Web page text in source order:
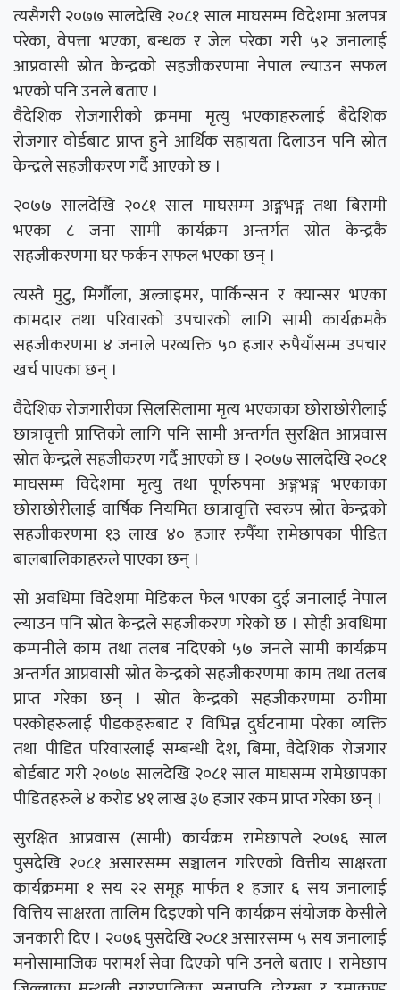
त्यसैगरी २०७७ सालदेखि २०८१ साल माघसम्म विदेशमा अलपत्र
परेका, वेपत्ता भएका, बन्धक र जेल परेका गरी ५२ जनालाई
आप्रवासी स्रोत केन्द्रको सहजीकरणमा नेपाल ल्याउन सफल
भएको पनि उनले बताए ।
वैदेशिक रोजगारीको क्रममा मृत्यु भएकाहरुलाई बैदेशिक
रोजगार वोर्डबाट प्राप्त हुने आर्थिक सहायता दिलाउन पनि स्रोत
केन्द्रले सहजीकरण गर्दै आएको छ ।
२०७७ सालदेखि २०८१ साल माघसम्म अङ्गभङ्ग तथा बिरामी
भएका ८ जना सामी कार्यक्रम अन्तर्गत स्रोत केन्द्रकै
सहजीकरणमा घर फर्कन सफल भएका छन् ।
त्यस्तै मुटु, मिर्गौला, अल्जाइमर, पार्किन्सन र क्यान्सर भएका
कामदार तथा परिवारको उपचारको लागि सामी कार्यक्रमकै
सहजीकरणमा ४ जनाले परव्यक्ति ५० हजार रुपैयाँसम्म उपचार
खर्च पाएका छन् ।
वैदेशिक रोजगारीका सिलसिलामा मृत्य भएकाका छोराछोरीलाई
छात्रावृत्ती प्राप्तिको लागि पनि सामी अन्तर्गत सुरक्षित आप्रवास
स्रोत केन्द्रले सहजीकरण गर्दै आएको छ । २०७७ सालदेखि २०८१
माघसम्म विदेशमा मृत्यु तथा पूर्णरुपमा अङ्गभङ्ग भएकाका
छोराछोरीलाई वार्षिक नियमित छात्रावृत्ति स्वरुप स्रोत केन्द्रको
सहजीकरणमा १३ लाख ४० हजार रुपैँया रामेछापका पीडित
बालबालिकाहरुले पाएका छन् ।
सो अवधिमा विदेशमा मेडिकल फेल भएका दुई जनालाई नेपाल
ल्याउन पनि स्रोत केन्द्रले सहजीकरण गरेको छ । सोही अवधिमा
कम्पनीले काम तथा तलब नदिएको ५७ जनले सामी कार्यक्रम
अन्तर्गत आप्रवासी स्रोत केन्द्रको सहजीकरणमा काम तथा तलब
प्राप्त गरेका छन् । स्रोत केन्द्रको सहजीकरणमा ठगीमा
परकोहरुलाई पीडकहरुबाट र विभिन्न दुर्घटनामा परेका व्यक्ति
तथा पीडित परिवारलाई सम्बन्धी देश, बिमा, वैदेशिक रोजगार
बोर्डबाट गरी २०७७ सालदेखि २०८१ साल माघसम्म रामेछापका
पीडितहरुले ४ करोड ४१ लाख ३७ हजार रकम प्राप्त गरेका छन् ।
सुरक्षित आप्रवास (सामी) कार्यक्रम रामेछापले २०७६ साल
पुसदेखि २०८१ असारसम्म सञ्चालन गरिएको वित्तीय साक्षरता
कार्यक्रममा १ सय २२ समूह मार्फत १ हजार ६ सय जनालाई
वित्तिय साक्षरता तालिम दिइएको पनि कार्यक्रम संयोजक केसीले
जनकारी दिए । २०७६ पुसदेखि २०८१ असारसम्म ५ सय जनालाई
मनोसामाजिक परामर्श सेवा दिएको पनि उनले बताए । रामेछाप